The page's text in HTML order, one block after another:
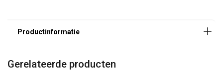
Gerelateerde producten